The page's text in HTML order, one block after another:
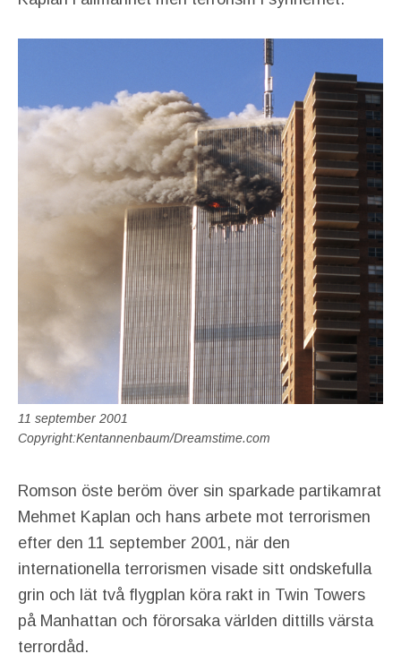
11 september 2001
Copyright:Kentannenbaum/Dreamstime.com
Romson öste beröm över sin sparkade partikamrat
Mehmet Kaplan och hans arbete mot terrorismen
efter den 11 september 2001, när den
internationella terrorismen visade sitt ondskefulla
grin och lät två flygplan köra rakt in Twin Towers
på Manhattan och förorsaka världen dittills värsta
terrordåd.